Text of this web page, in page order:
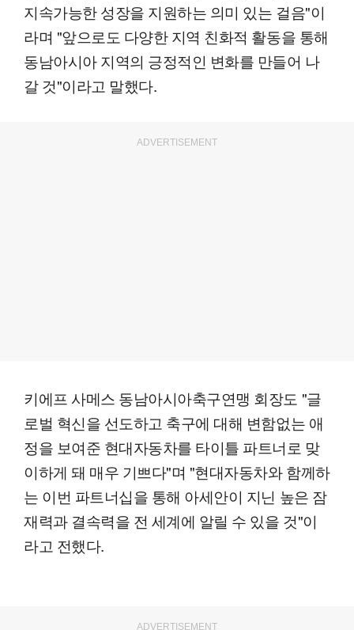
지속가능한 성장을 지원하는 의미 있는 걸음"이
라며 "앞으로도 다양한 지역 친화적 활동을 통해
동남아시아 지역의 긍정적인 변화를 만들어 나
갈 것"이라고 말했다.
ADVERTISEMENT
키에프 사메스 동남아시아축구연맹 회장도 "글
로벌 혁신을 선도하고 축구에 대해 변함없는 애
정을 보여준 현대자동차를 타이틀 파트너로 맞
이하게 돼 매우 기쁘다"며 "현대자동차와 함께하
는 이번 파트너십을 통해 아세안이 지닌 높은 잠
재력과 결속력을 전 세계에 알릴 수 있을 것"이
라고 전했다.
ADVERTISEMENT